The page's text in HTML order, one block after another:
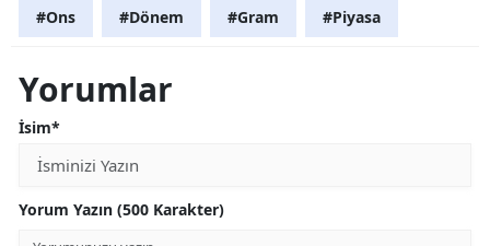
#Ons #Dönem #Gram #Piyasa
Yorumlar
İsim*
Yorum Yazın (500 Karakter)